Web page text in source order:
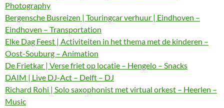
Photography
Bergensche Busreizen | Touringcar verhuur | Eindhoven –
Eindhoven – Transportation
Elke Dag Feest | Activiteiten in het thema met de kinderen –
Oost-Souburg – Animation
De Frietkar | Verse friet op locatie – Hengelo – Snacks
DAIM | Live DJ-Act – Delft – DJ
Richard Rohi | Solo saxophonist met virtual orkest – Heerlen –
Music